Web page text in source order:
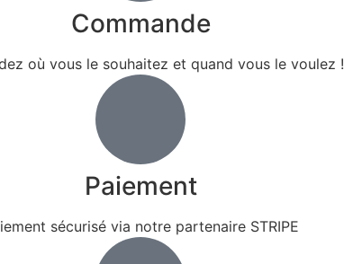
Commande
où vous le souhaitez et quand vous le voulez !
Paiement
sécurisé via notre partenaire STRIPE